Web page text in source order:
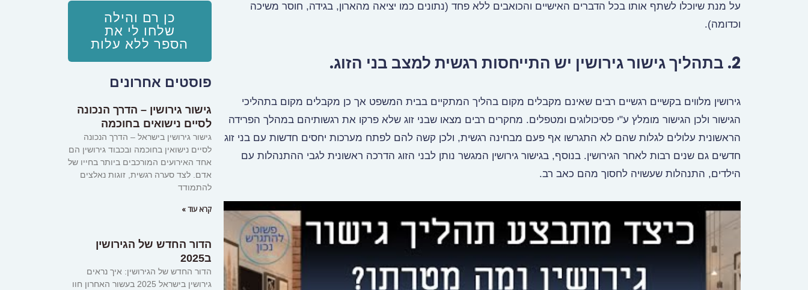
על מנת שיוכלו לשתף אותו בכל הדברים האישיים והכואבים ללא פחד (נתונים כמו יציאה מהארון, בגידה, חוסר משיכה
וכדומה).
2. בתהליך גישור גירושין יש התייחסות רגשית למצב בני הזוג.
גירושין מלווים בקשיים רגשיים רבים שאינם מקבלים מקום בהליך המתקיים בבית המשפט אך כן מקבלים מקום בתהליכי
הגישור ולכן הגישור מומלץ ע"י פסיכולוגים ומטפלים. מחקרים רבים מצאו שבני זוג שלא פרקו את רגשותיהם במהלך הפרידה
הראשונית עלולים לגלות שהם לא התגרשו אף פעם מבחינה רגשית, ולכן קשה להם לפתח מערכות יחסים חדשות עם בני זוג
חדשים גם שנים רבות לאחר הגירושין. בנוסף, בגישור גירושין המגשר נותן לבני הזוג הדרכה ראשונית לגבי ההתנהלות עם
הילדים, התנהלות שעשויה לחסוך מהם כאב רב.
כן רם והילה
שלחו לי את
הספר ללא עלות
פוסטים אחרונים
גישור גירושין – הדרך הנכונה
לסיים נישואים בחוכמה
גישור גירושין בישראל – הדרך הנכונה
לסיים נישואין בחוכמה ובכבוד גירושין הם
אחד האירועים המורכבים ביותר בחייו של
אדם. לצד סערה רגשית, זוגות נאלצים
להתמודד
קרא עוד »
הדור החדש של הגירושין
ב2025
הדור החדש של הגירושין: איך נראים
גירושין בישראל 2025 בעשור האחרון חוו